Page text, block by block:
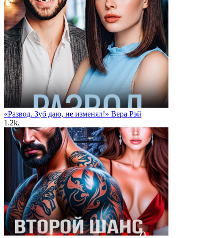
«Развод. Зуб даю, не изменял!» Вера Рэй
1.2k.